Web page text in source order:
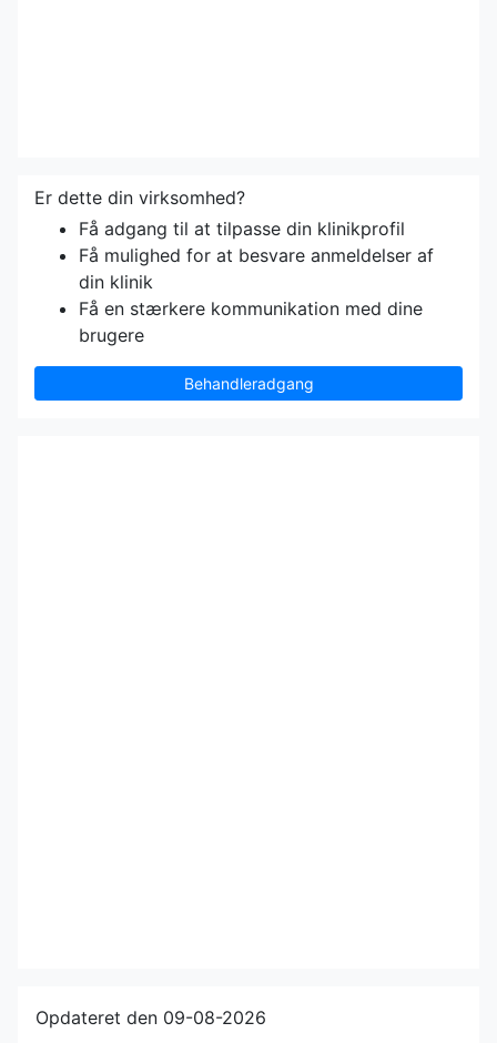
Er dette din virksomhed?
Få adgang til at tilpasse din klinikprofil
Få mulighed for at besvare anmeldelser af
din klinik
Få en stærkere kommunikation med dine
brugere
Behandleradgang
Opdateret den 09-08-2026